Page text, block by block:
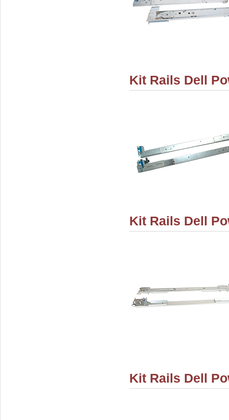
Kit Rails Dell
Kit Rails Dell
Kit Rails Dell